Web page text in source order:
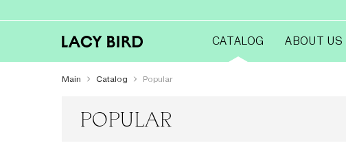
CATALOG ABOUT US
Main Catalog Popular
POPULAR